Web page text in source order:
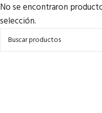
No se encontraron
selección.